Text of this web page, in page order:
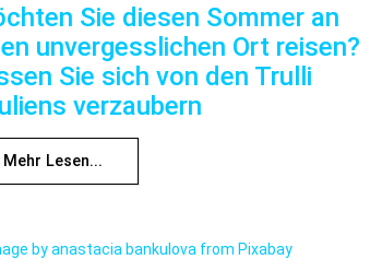
Sie diesen Sommer an
unvergesslichen Ort reisen?
Sie sich von den Trulli
verzaubern
Mehr Lesen...